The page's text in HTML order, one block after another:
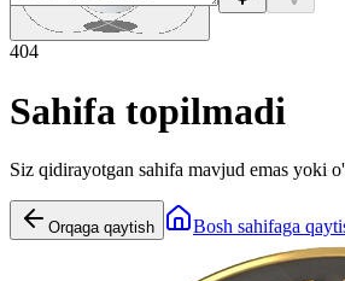
404
Sahifa topilmadi
Siz qidirayotgan sahifa mavjud emas yoki
Orqaga qaytish Bosh sahifaga